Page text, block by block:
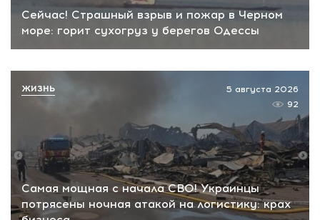
Сейчас! Страшный взрыв и пожар в Черном
море: горит сухогруз у берегов Одессы
Самая мощная с начала СВО! Украинцы
потрясены ночная атакой на логистику: крах
5 августа 2026
92
ЖИЗНЬ